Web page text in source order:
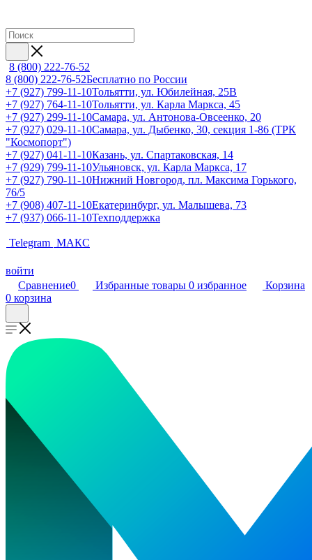
8 (800) 222-76-52
8 (800) 222-76-52Бесплатно по России
+7 (927) 799-11-10Тольятти, ул. Юбилейная, 25В
+7 (927) 764-11-10Тольятти, ул. Карла Маркса, 45
+7 (927) 299-11-10Самара, ул. Антонова-Овсеенко, 20
+7 (927) 029-11-10Самара, ул. Дыбенко, 30, секция 1-86 (ТРК
"Космопорт")
+7 (927) 041-11-10Казань, ул. Спартаковская, 14
+7 (929) 799-11-10Ульяновск, ул. Карла Маркса, 17
+7 (927) 790-11-10Нижний Новгород, пл. Максима Горького,
76/5
+7 (908) 407-11-10Екатеринбург, ул. Малышева, 73
+7 (937) 066-11-10Техподдержка
Telegram МАКС
войти
Сравнение0 Избранные товары 0 избранное
Корзина
0 корзина